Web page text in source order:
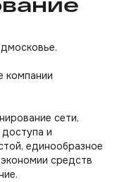
компании
сети,
и
единообразное
средств